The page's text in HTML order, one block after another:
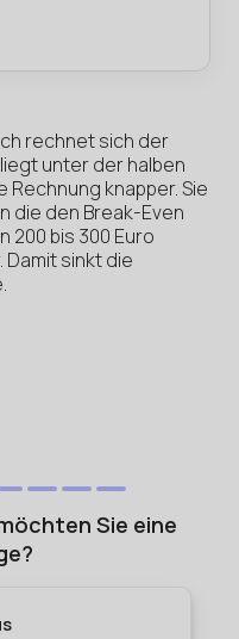
rechnet sich der
unter der halben
Rechnung knapper. Sie
die den Break-Even
200 bis 300 Euro
sinkt die